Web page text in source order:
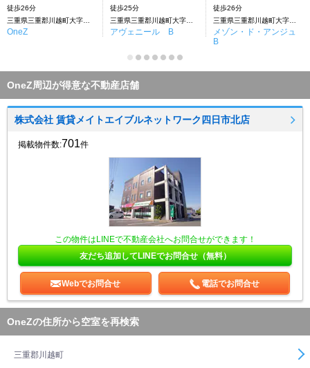
徒歩26分
OneZ
徒歩25分
アヴェニール B
徒歩26分
メゾン・ド・アンジュ
B
OneZ周辺が得意な不動産店舗
株式会社 賃貸メイトエイブルネットワーク四日市北店
掲載物件数:701件
この物件はLINEで不動産会社へお問合せができます！
友だち追加してLINEでお問合せ（無料）
Webでお問合せ 電話でお問合せ
OneZの住所から空室を再検索
三重郡川越町